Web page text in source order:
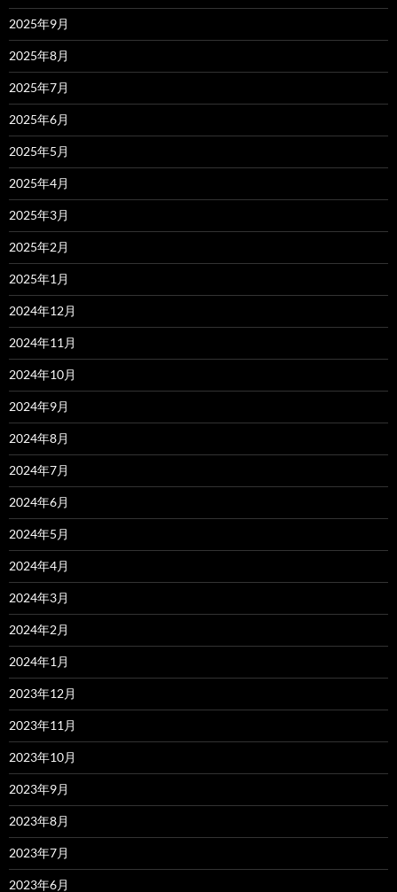
2025年9月
2025年8月
2025年7月
2025年6月
2025年5月
2025年4月
2025年3月
2025年2月
2025年1月
2024年12月
2024年11月
2024年10月
2024年9月
2024年8月
2024年7月
2024年6月
2024年5月
2024年4月
2024年3月
2024年2月
2024年1月
2023年12月
2023年11月
2023年10月
2023年9月
2023年8月
2023年7月
2023年6月